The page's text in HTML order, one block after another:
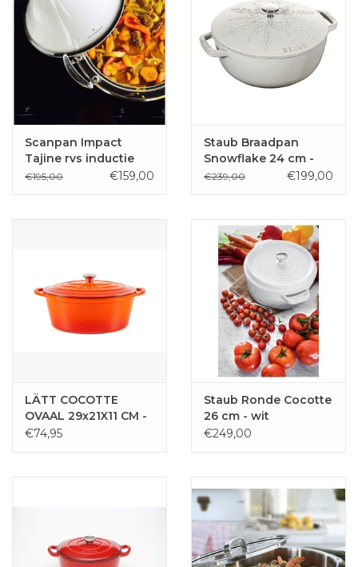
Scanpan Impact
Tajine rvs inductie
€195,00 €159,00
Staub Braadpan
Snowflake 24 cm -
white truffle 3,6 l
€239,00 €199,00
LÄTT COCOTTE
OVAAL 29x21X11 CM -
3.85L ORANJE
€74,95
Staub Ronde Cocotte
26 cm - wit
€249,00